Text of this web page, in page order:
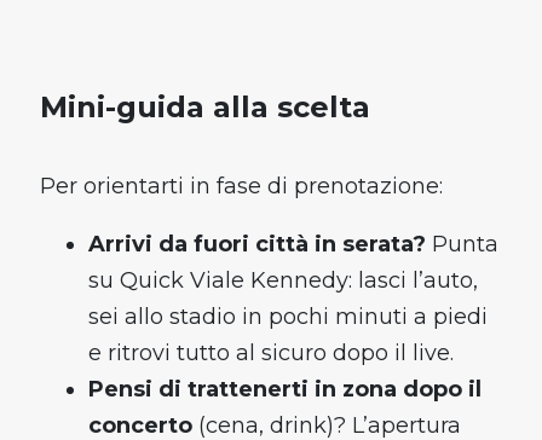
Mini-guida alla scelta
Per orientarti in fase di prenotazione:
Arrivi da fuori città in serata? Punta
su Quick Viale Kennedy: lasci l’auto,
sei allo stadio in pochi minuti a piedi
e ritrovi tutto al sicuro dopo il live.
Pensi di trattenerti in zona dopo il
concerto (cena, drink)? L’apertura